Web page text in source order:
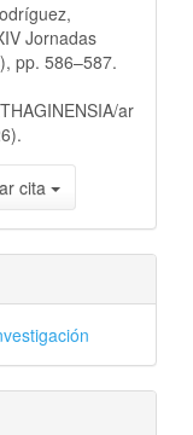
Jornadas
pp. 586–587.
ar
cita